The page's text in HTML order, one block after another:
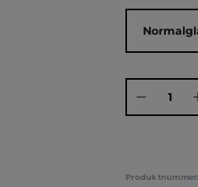
Produktnummer: